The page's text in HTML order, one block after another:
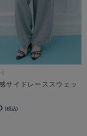
サイドレーススウェッ